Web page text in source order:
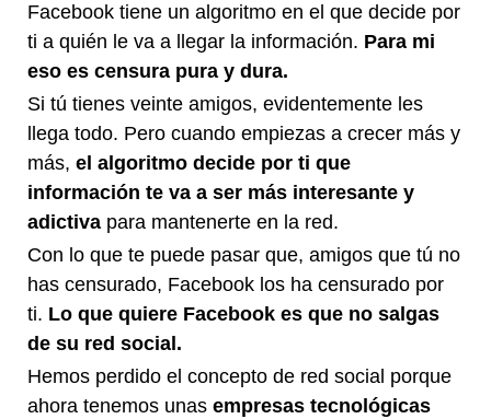
Facebook tiene un algoritmo en el que decide por
ti a quién le va a llegar la información. Para mi
eso es censura pura y dura.
Si tú tienes veinte amigos, evidentemente les
llega todo. Pero cuando empiezas a crecer más y
más,el algoritmo decide por ti que
información te va a ser más interesante y
adictiva para mantenerte en la red.
Con lo que te puede pasar que, amigos que tú no
has censurado, Facebook los ha censurado por
ti. Lo que quiere Facebook es que no salgas
de su red social.
Hemos perdido el concepto de red social porque
ahora tenemos unasempresas tecnológicas